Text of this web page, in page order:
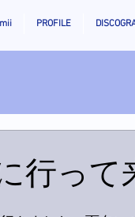
PROFILE
行って